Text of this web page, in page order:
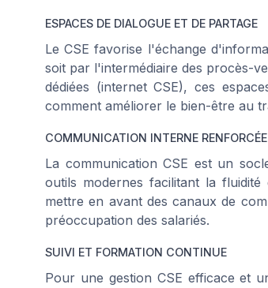
ESPACES DE DIALOGUE ET DE PARTAGE
Le CSE favorise l'échange
soit par l'intermédiaire des procès-
dédiées (internet CSE), ces
comment améliorer le bien-être au
COMMUNICATION INTERNE RENFORCÉE
La communication CSE est un
outils modernes facilitant la
mettre en avant des canaux de
préoccupation des salariés.
SUIVI ET FORMATION CONTINUE
Pour une gestion CSE efficace et